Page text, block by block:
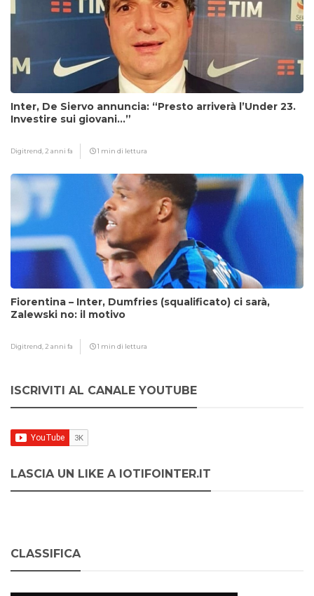
Inter, De Siervo annuncia: “Presto arriverà l’Under 23.
Investire sui giovani…”
Digitrend, 2 anni fa 1 min di lettura
Fiorentina – Inter, Dumfries (squalificato) ci sarà,
Zalewski no: il motivo
Digitrend, 2 anni fa 1 min di lettura
ISCRIVITI AL CANALE YOUTUBE
LASCIA UN LIKE A IOTIFOINTER.IT
CLASSIFICA